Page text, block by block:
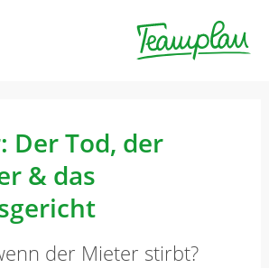
Der Tod, der
& das
der Mieter stirbt?